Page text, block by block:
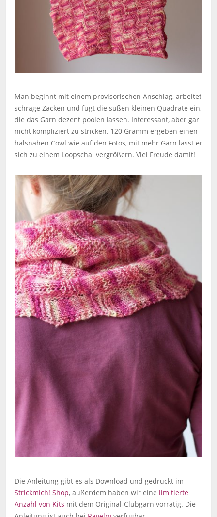
Man beginnt mit einem provisorischen Anschlag, arbeitet
schräge Zacken und fügt die süßen kleinen Quadrate ein,
die das Garn dezent poolen lassen. Interessant, aber gar
nicht kompliziert zu stricken. 120 Gramm ergeben einen
halsnahen Cowl wie auf den Fotos, mit mehr Garn lässt er
sich zu einem Loopschal vergrößern. Viel Freude damit!
Die Anleitung gibt es als Download und gedruckt im
Strickmich! Shop, außerdem haben wir eine limitierte
Anzahl von Kits mit dem Original-Clubgarn vorrätig. Die